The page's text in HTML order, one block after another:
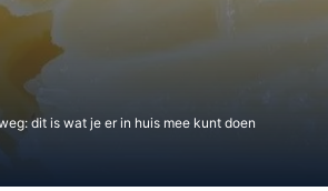
dit is wat je er in huis mee kunt doen